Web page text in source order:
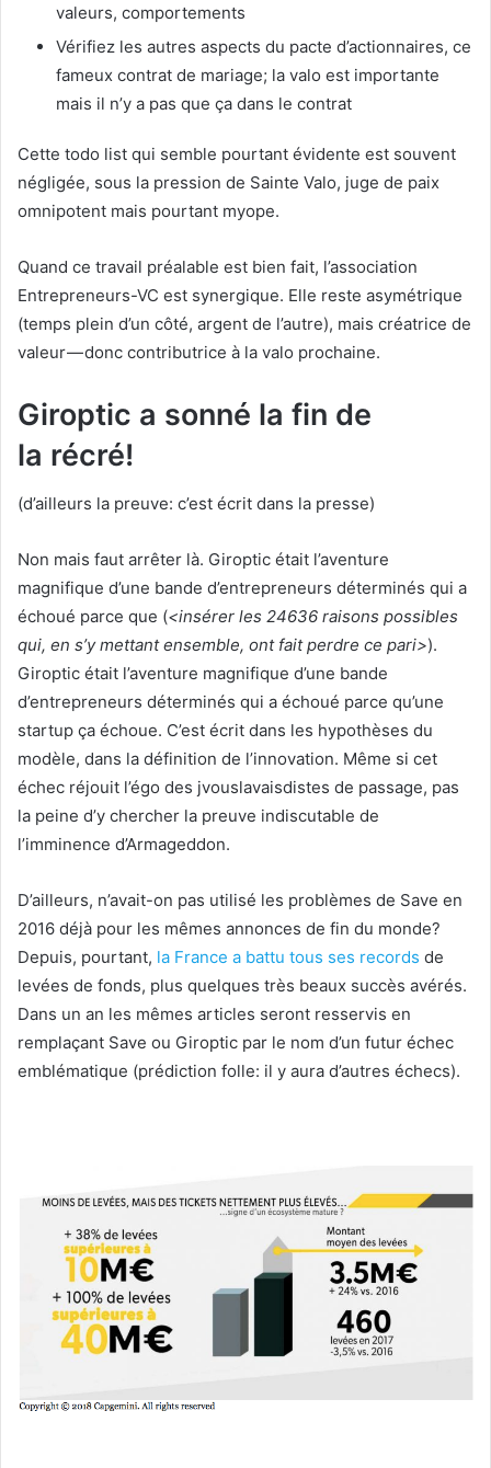
valeurs, comportements
Vérifiez les autres aspects du pacte d’actionnaires, ce
fameux contrat de mariage; la valo est importante
mais il n’y a pas que ça dans le contrat
Cette todo list qui semble pourtant évidente est souvent
négligée, sous la pression de Sainte Valo, juge de paix
omnipotent mais pourtant myope.
Quand ce travail préalable est bien fait, l’association
Entrepreneurs-VC est synergique. Elle reste asymétrique
(temps plein d’un côté, argent de l’autre), mais créatrice de
valeur — donc contributrice à la valo prochaine.
Giroptic a sonné la fin de
la récré!
(d’ailleurs la preuve: c’est écrit dans la presse)
Non mais faut arrêter là. Giroptic était l’aventure
magnifique d’une bande d’entrepreneurs déterminés qui a
échoué parce que (<insérer les 24636 raisons possibles
qui, en s’y mettant ensemble, ont fait perdre ce pari>).
Giroptic était l’aventure magnifique d’une bande
d’entrepreneurs déterminés qui a échoué parce qu’une
startup ça échoue. C’est écrit dans les hypothèses du
modèle, dans la définition de l’innovation. Même si cet
échec réjouit l’égo des jvouslavaisdistes de passage, pas
la peine d’y chercher la preuve indiscutable de
l’imminence d’Armageddon.
D’ailleurs, n’avait-on pas utilisé les problèmes de Save en
2016 déjà pour les mêmes annonces de fin du monde?
Depuis, pourtant, la France a battu tous ses records de
levées de fonds, plus quelques très beaux succès avérés.
Dans un an les mêmes articles seront resservis en
remplaçant Save ou Giroptic par le nom d’un futur échec
emblématique (prédiction folle: il y aura d’autres échecs).